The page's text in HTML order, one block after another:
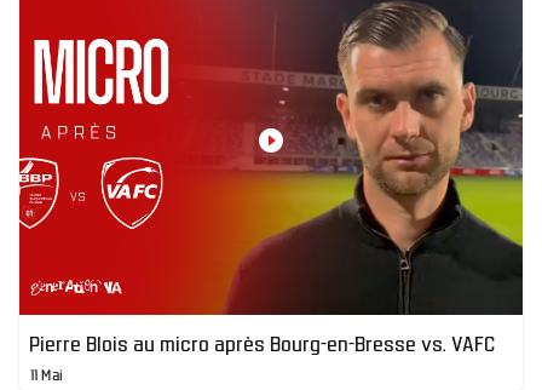
Pierre Blois au micro après Bourg-en-Bresse vs. VAFC
11 Mai